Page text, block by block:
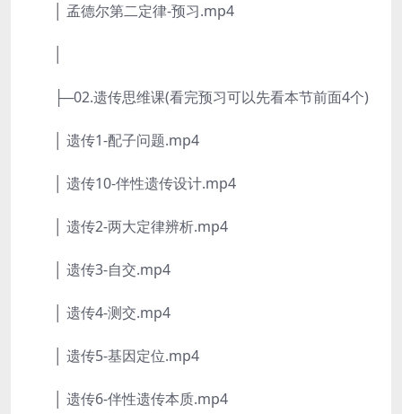
│ 孟德尔第二定律-预习.mp4
├─02.遗传思维课(看完预习可以先看本节前面4个)
│ 遗传1-配子问题.mp4
│ 遗传10-伴性遗传设计.mp4
│ 遗传2-两大定律辨析.mp4
│ 遗传3-自交.mp4
│ 遗传4-测交.mp4
│ 遗传5-基因定位.mp4
│ 遗传6-伴性遗传本质.mp4